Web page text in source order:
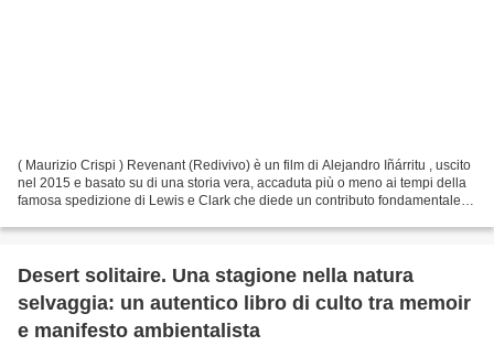
( Maurizio Crispi ) Revenant (Redivivo) è un film di Alejandro Iñárritu , uscito
nel 2015 e basato su di una storia vera, accaduta più o meno ai tempi della
famosa spedizione di Lewis e Clark che diede un contributo fondamentale
Desert solitaire. Una stagione nella natura
selvaggia: un autentico libro di culto tra memoir
e manifesto ambientalista